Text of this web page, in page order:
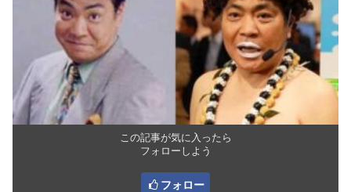
この記事が気に入ったら
フォローしよう
フォロー